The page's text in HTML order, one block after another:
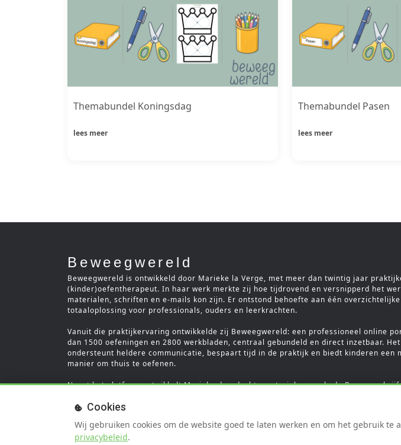
Themabundel Koningsdag
lees meer
Themabundel Pasen
lees meer
Beweegwereld
Beweegwereld is ontwikkeld door Marieke la Verge, met meer dan twintig jaar
(kinder)oefentherapeut. In haar werk merkte zij hoe tijdrovend en versnipperd het
materialen, schriften en e-mails kon zijn. Er ontstond behoefte aan één
totaaloplossing voor professionals, ouders en leerkrachten.
Vanuit die praktijkervaring ontwikkelde zij Beweegwereld: een professioneel online
dan 1500 oefeningen en 2800 werkbladen, centraal gebundeld en direct inzetbaar.
ondersteunt heldere communicatie, bespaart tijd in de praktijk en biedt kinderen een
manier om thuis te oefenen.
Naast het platform ontwikkelt Marieke doordachte materialen, zoals de
verzorgt zij workshops voor professionals. Beweegwereld bundelt jarenlange
Cookies
Wij gebruiken cookies om de website goed te laten werken en om het gebruik te
privacybeleid.